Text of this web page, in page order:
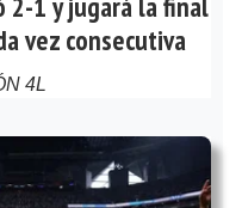
2-1 y jugará la final
vez consecutiva
4L